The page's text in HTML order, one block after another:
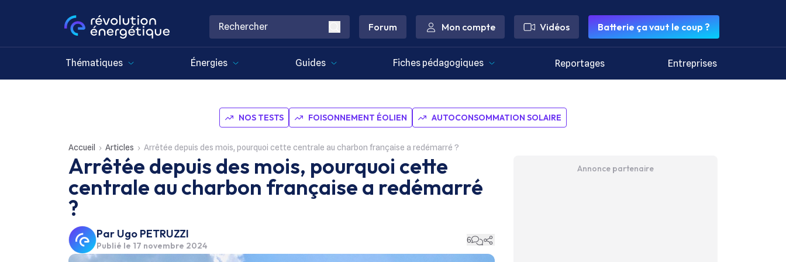
Forum Mon compte Vidéos Batterie ça vaut le coup ?
Thématiques Énergies Guides Fiches pédagogiques Reportages Entreprises
NOS TESTS FOISONNEMENT ÉOLIEN AUTOCONSOMMATION SOLAIRE
Accueil Articles Arrêtée depuis des mois, pourquoi cette centrale au charbon française a redémarré ?
Arrêtée depuis des mois, pourquoi cette
centrale au charbon française a redémarré
?
Par Ugo PETRUZZI
Publié le 17 novembre 2024
6
Annonce partenaire